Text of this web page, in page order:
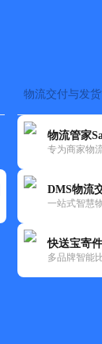
物流交付与发
物流管家
专为商家物
DMS物流
一站式智慧
快送宝寄
多品牌智能